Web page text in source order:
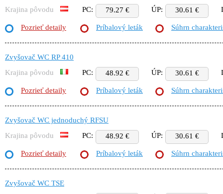
Krajina pôvodu
PC: 79.27 € ÚP: 30.61 €
Pozrieť detaily Príbalový leták Súhrn
Zvyšovač WC RP 410
Krajina pôvodu
PC: 48.92 € ÚP: 30.61 €
Pozrieť detaily Príbalový leták Súhrn
Zvyšovač WC jednoduchý RFSU
Krajina pôvodu
PC: 48.92 € ÚP: 30.61 €
Pozrieť detaily Príbalový leták Súhrn
Zvyšovač WC TSE